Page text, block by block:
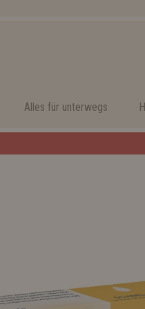
Alles für unterwegs